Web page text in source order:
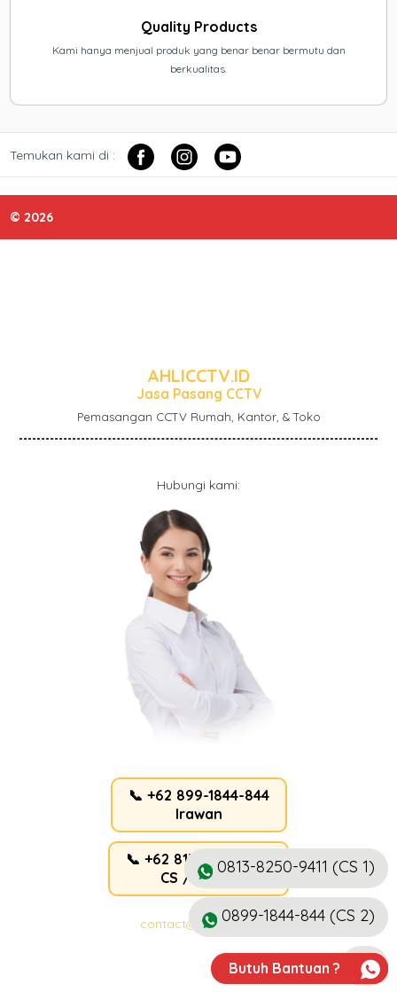
Quality Products
Kami hanya menjual produk yang benar benar bermutu dan
berkualitas.
Temukan kami di :
© 2026
Butuh Bantuan ?
0813-8250-9411 (CS 1)
0899-1844-844 (CS 2)
AHLICCTV.ID
Jasa Pasang CCTV
Pemasangan CCTV Rumah, Kantor, & Toko
Hubungi kami:
📞 +62 899-1844-844
Irawan
📞 +62 813-8250-9411
CS / Admin
contact@ahlicctv.id